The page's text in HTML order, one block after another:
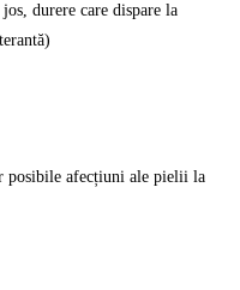
durere care dispare la
posibile afecțiuni ale pielii la